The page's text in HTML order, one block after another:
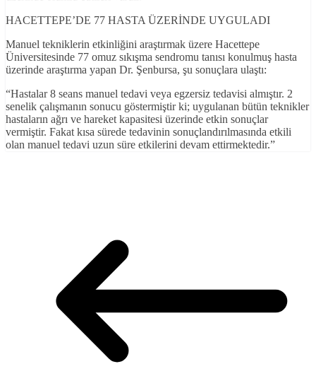
HACETTEPE’DE 77 HASTA ÜZERİNDE UYGULADI
Manuel tekniklerin etkinliğini araştırmak üzere Hacettepe
Üniversitesinde 77 omuz sıkışma sendromu tanısı konulmuş hasta
üzerinde araştırma yapan Dr. Şenbursa, şu sonuçlara ulaştı:
“Hastalar 8 seans manuel tedavi veya egzersiz tedavisi almıştır. 2
senelik çalışmanın sonucu göstermiştir ki; uygulanan bütün teknikler
hastaların ağrı ve hareket kapasitesi üzerinde etkin sonuçlar
vermiştir. Fakat kısa sürede tedavinin sonuçlandırılmasında etkili
olan manuel tedavi uzun süre etkilerini devam ettirmektedir.”